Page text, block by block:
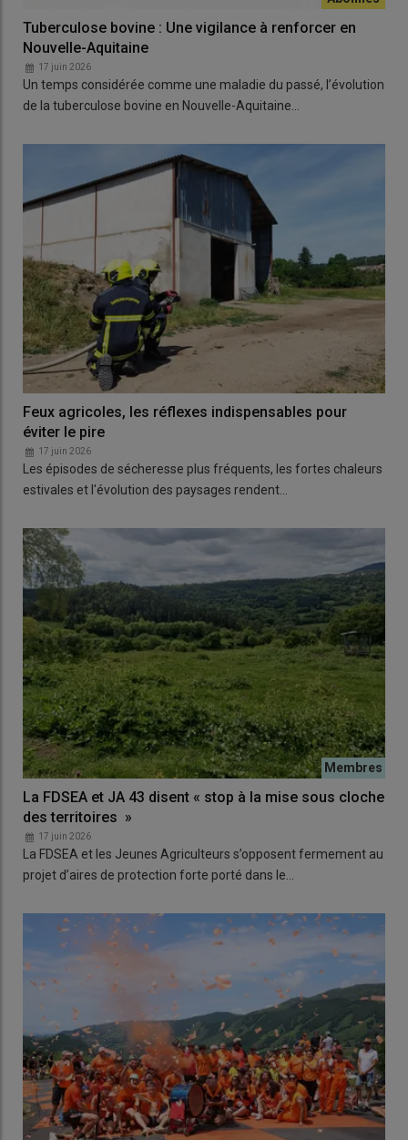
Tuberculose bovine : Une vigilance à renforcer en
Nouvelle-Aquitaine
17 juin 2026
Un temps considérée comme une maladie du passé, l’évolution
de la tuberculose bovine en Nouvelle-Aquitaine…
Feux agricoles, les réflexes indispensables pour
éviter le pire
17 juin 2026
Les épisodes de sécheresse plus fréquents, les fortes chaleurs
estivales et l'évolution des paysages rendent…
La FDSEA et JA 43 disent « stop à la mise sous cloche
des territoires »
17 juin 2026
La FDSEA et les Jeunes Agriculteurs s’opposent fermement au
projet d’aires de protection forte porté dans le…